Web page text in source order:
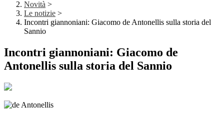
Novità >
Le notizie >
Incontri giannoniani: Giacomo de Antonellis sulla storia del
Sannio
Incontri giannoniani: Giacomo de
Antonellis sulla storia del Sannio